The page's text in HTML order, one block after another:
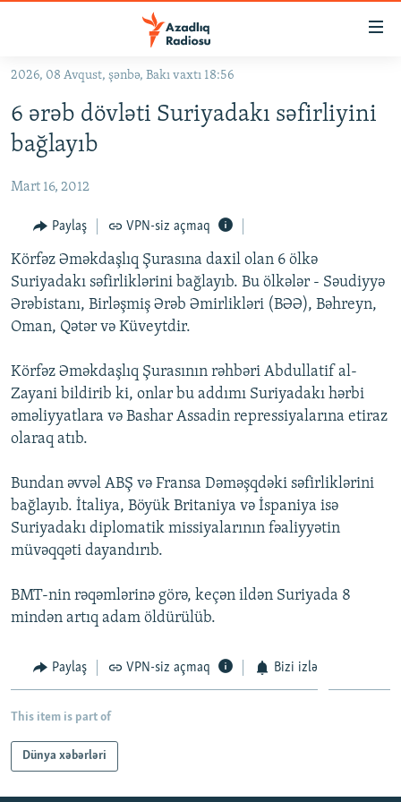
Əsas
qayıt
Əsas
naviqasiyaya
qayıt
KORRUPSIOMETR
#ƏSLINDƏ
FƏRQƏ BAX
QANUNI DOĞRU
ARAŞDIRMA
MULTIMEDIA
FOTOQALEREYA
İNFOQRAFIKA
KARIKATURA
OXU ZALI
AZƏRBAYCAN ƏDƏBIYYATI KITABXANASI
İSLAM VƏ DEMOKRATIYA
İZ - MƏDƏNIYYƏT PROQRAMI
HAQQIMIZDA
MISSIYAMIZ
PEŞƏ ETIKASI VƏ JURNALISTIKA STANDARTLARIMIZ
MATERIALLARIMIZDAN ISTIFADƏ
AZADLIQRADIOSU MOBIL TELEFONUNUZDA
BIZIMLƏ ƏLAQƏ
BIZI IZLƏ
RFE/RL-in bütün saytları
2026, 08 Avqust, şənbə, Bakı vaxtı 18:56
6 ərəb dövləti Suriyadakı səfirliyini
bağlayıb
Mart 16, 2012
Paylaş VPN-siz açmaq
Körfəz Əməkdaşlıq Şurasına daxil olan 6 ölkə
Suriyadakı səfirliklərini bağlayıb. Bu ölkələr - Səudiyyə
Ərəbistanı, Birləşmiş Ərəb Əmirlikləri (BƏƏ), Bəhreyn,
Oman, Qətər və Küveytdir.
Körfəz Əməkdaşlıq Şurasının rəhbəri Abdullatif al-
Zayani bildirib ki, onlar bu addımı Suriyadakı hərbi
əməliyyatlara və Bashar Assadin repressiyalarına etiraz
olaraq atıb.
Bundan əvvəl ABŞ və Fransa Dəməşqdəki səfirliklərini
bağlayıb. İtaliya, Böyük Britaniya və İspaniya isə
Suriyadakı diplomatik missiyalarının fəaliyyətin
müvəqqəti dayandırıb.
BMT-nin rəqəmlərinə görə, keçən ildən Suriyada 8
mindən artıq adam öldürülüb.
Paylaş VPN-siz açmaq Bizi izlə
This item is part of
Dünya xəbərləri